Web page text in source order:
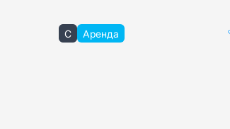
C Аренда